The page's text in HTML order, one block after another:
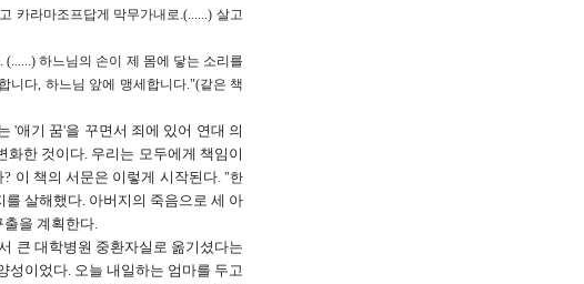
카라마조프답게 막무가내로.(......) 살고
하느님의 손이 제 몸에 닿는 소리를
니다, 하느님 앞에 맹세합니다."(같은 책
'애기 꿈'을 꾸면서 죄에 있어 연대 의
한 것이다. 우리는 모두에게 책임이
이 책의 서문은 이렇게 시작된다."한
살해했다. 아버지의 죽음으로 세 아
출을 계획한다.
큰 대학병원 중환자실로 옮기셨다는
성이었다. 오늘 내일하는 엄마를 두고